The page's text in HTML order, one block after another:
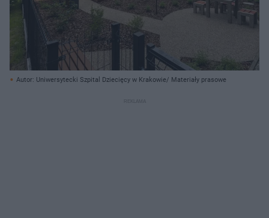
Autor: Uniwersytecki Szpital Dziecięcy w Krakowie/ Materiały prasowe